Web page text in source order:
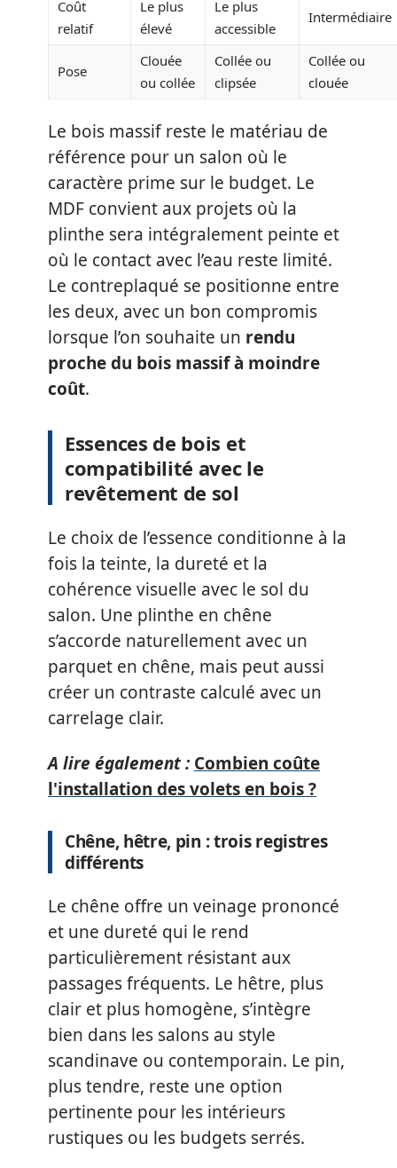
Coût
relatif
Le plus
élevé
Le plus
accessible
Intermédiaire
Pose
Clouée
ou collée
Collée ou
clipsée
Collée ou
clouée
Le bois massif reste le matériau de
référence pour un salon où le
caractère prime sur le budget. Le
MDF convient aux projets où la
plinthe sera intégralement peinte et
où le contact avec l’eau reste limité.
Le contreplaqué se positionne entre
les deux, avec un bon compromis
lorsque l’on souhaite un rendu
proche du bois massif à moindre
coût.
Essences de bois et
compatibilité avec le
revêtement de sol
Le choix de l’essence conditionne à la
fois la teinte, la dureté et la
cohérence visuelle avec le sol du
salon. Une plinthe en chêne
s’accorde naturellement avec un
parquet en chêne, mais peut aussi
créer un contraste calculé avec un
carrelage clair.
A lire également : Combien coûte
l'installation des volets en bois ?
Chêne, hêtre, pin : trois registres
différents
Le chêne offre un veinage prononcé
et une dureté qui le rend
particulièrement résistant aux
passages fréquents. Le hêtre, plus
clair et plus homogène, s’intègre
bien dans les salons au style
scandinave ou contemporain. Le pin,
plus tendre, reste une option
pertinente pour les intérieurs
rustiques ou les budgets serrés.